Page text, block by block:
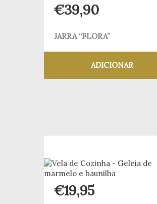
€39,90
JARRA “FLORA”
ADICIONAR
€19,95